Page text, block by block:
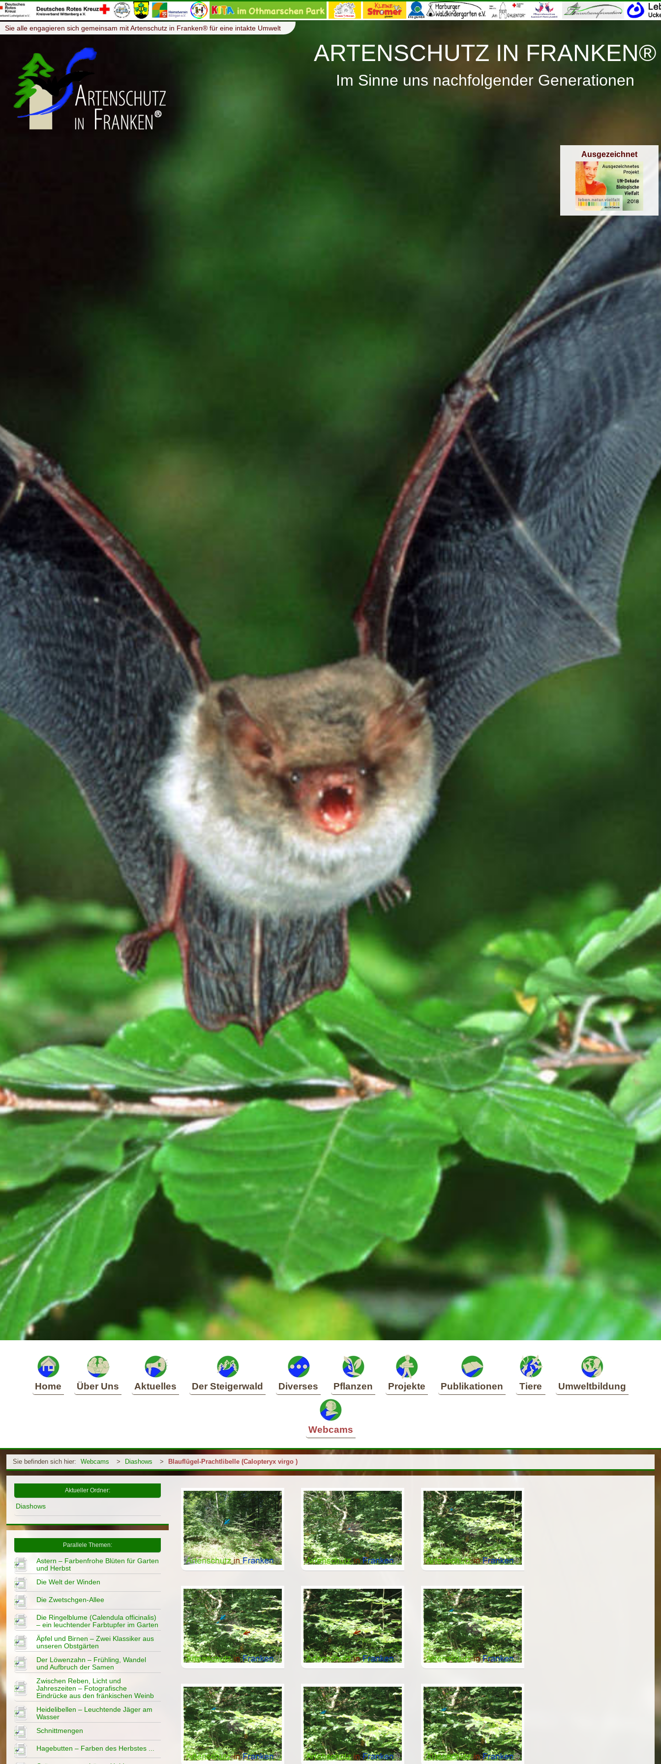
Menü ≡
Sie alle engagieren sich gemeinsam mit Artenschutz in Franken® für eine intakte Umwelt
ARTENSCHUTZ IN FRANKEN®
Im Sinne uns nachfolgender Generationen
Ausgezeichnet
Home Über Uns Aktuelles Der Steigerwald Diverses Pflanzen Projekte Publikationen Tiere Umweltbildung
Webcams
Sie befinden sich hier: Webcams > Diashows > Blauflügel-Prachtlibelle (Calopteryx virgo )
Aktueller Ordner:
Diashows
Parallele Themen:
Astern – Farbenfrohe Blüten für Garten
und Herbst
Die Welt der Winden
Die Zwetschgen-Allee
Die Ringelblume (Calendula officinalis)
– ein leuchtender Farbtupfer im Garten
Äpfel und Birnen – Zwei Klassiker aus
unseren Obstgärten
Der Löwenzahn – Frühling, Wandel
und Aufbruch der Samen
Zwischen Reben, Licht und
Jahreszeiten – Fotografische
Eindrücke aus den fränkischen Weinb
Heidelibellen – Leuchtende Jäger am
Wasser
Schnittmengen
Hagebutten – Farben des Herbstes ...